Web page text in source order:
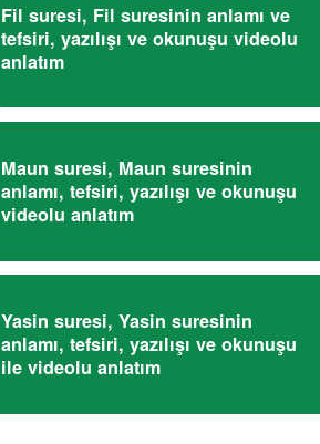
Fil suresi, Fil suresinin anlamı ve
tefsiri, yazılışı ve okunuşu videolu
anlatım
Maun suresi, Maun suresinin
anlamı, tefsiri, yazılışı ve okunuşu
videolu anlatım
Yasin suresi, Yasin suresinin
anlamı, tefsiri, yazılışı ve okunuşu
ile videolu anlatım